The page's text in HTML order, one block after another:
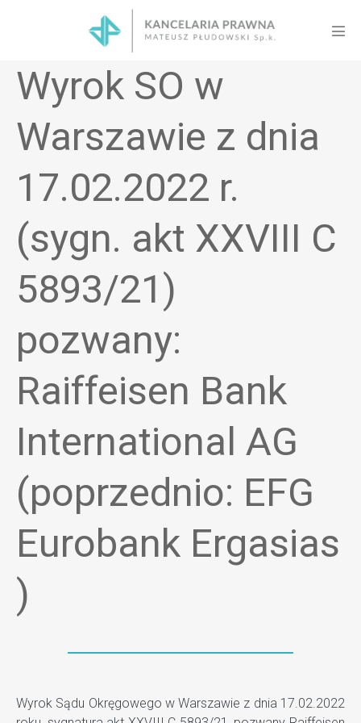
Wyrok SO w
Warszawie z dnia
17.02.2022 r.
(sygn. akt XXVIII C
5893/21)
pozwany:
Raiffeisen Bank
International AG
(poprzednio: EFG
Eurobank Ergasias
)
Wyrok Sądu Okręgowego w Warszawie z dnia 17.02.2022